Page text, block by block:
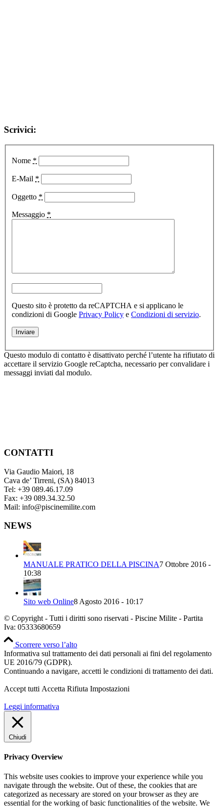
Scrivici:
Nome *
E-Mail *
Oggetto *
Messaggio *
Questo sito è protetto da reCAPTCHA e si applicano le
condizioni di Google Privacy Policy e Condizioni di servizio.
Questo modulo di contatto è disattivato perché l’utente ha rifiutato di
accettare il servizio Google reCaptcha, necessario per convalidare i
messaggi inviati dal modulo.
CONTATTI
Via Gaudio Maiori, 18
Cava de’ Tirreni, (SA) 84013
Tel: +39 089.46.17.09
Fax: +39 089.34.32.50
Mail: info@piscinemilite.com
NEWS
MANUALE PRATICO DELLA PISCINA7 Ottobre 2016 -
10:38
Sito web Online8 Agosto 2016 - 10:17
© Copyright - Tutti i diritti sono riservati - Piscine Milite - Partita
Iva: 05333680659
Scorrere verso l’alto
Informativa sul trattamento dei dati personali ai fini del regolamento
UE 2016/79 (GDPR).
Continuando a navigare, accetti le condizioni di trattamento dei dati.
Accept tutti Accetta Rifiuta Impostazioni
Leggi informativa
Chiudi
Privacy Overview
This website uses cookies to improve your experience while you
navigate through the website. Out of these, the cookies that are
categorized as necessary are stored on your browser as they are
essential for the working of basic functionalities of the website. We